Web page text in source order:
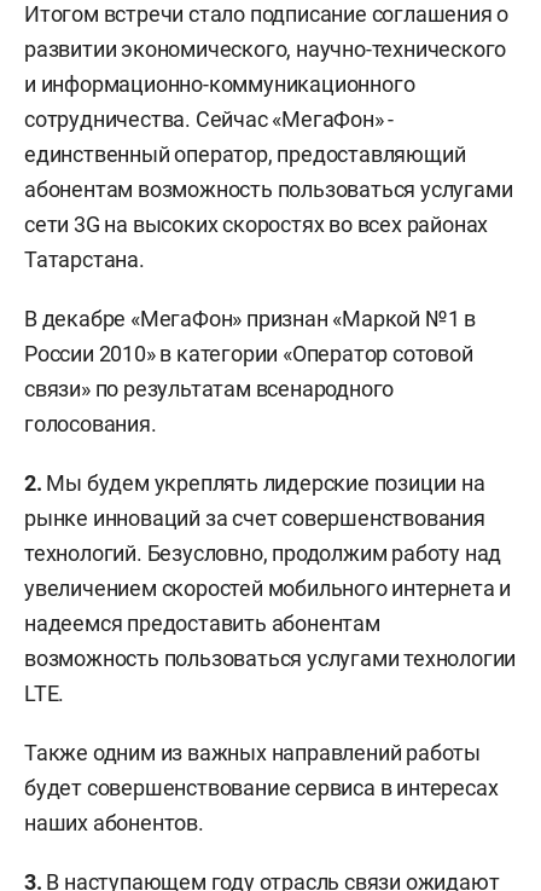
Итогом встречи стало подписание соглашения о
развитии экономического, научно-технического
и информационно-коммуникационного
сотрудничества. Сейчас «МегаФон» -
единственный оператор, предоставляющий
абонентам возможность пользоваться услугами
сети 3G на высоких скоростях во всех районах
Татарстана.
В декабре «МегаФон» признан «Маркой №1 в
России 2010» в категории «Оператор сотовой
связи» по результатам всенародного
голосования.
2. Мы будем укреплять лидерские позиции на
рынке инноваций за счет совершенствования
технологий. Безусловно, продолжим работу над
увеличением скоростей мобильного интернета и
надеемся предоставить абонентам
возможность пользоваться услугами технологии
LTE.
Также одним из важных направлений работы
будет совершенствование сервиса в интересах
наших абонентов.
3. В наступающем году отрасль связи ожидают